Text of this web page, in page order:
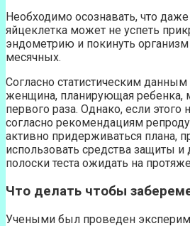
Необходимо осознавать, что
яйцеклетка может не успеть
эндометрию и покинуть
месячных.
Согласно статистическим
женщина, планирующая ребенка,
первого раза. Однако, если этого
согласно рекомендациям
активно придерживаться плана,
использовать средства защиты
полоски теста ожидать на
Что делать чтобы
Учеными был проведен